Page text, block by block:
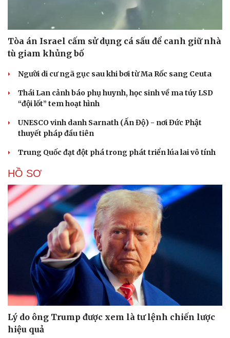
Tòa án Israel cấm sử dụng cá sấu để canh giữ nhà
tù giam khủng bố
Người di cư ngã gục sau khi bơi từ Ma Rốc sang Ceuta
Thái Lan cảnh báo phụ huynh, học sinh về ma túy LSD
“đội lốt” tem hoạt hình
UNESCO vinh danh Sarnath (Ấn Độ) - nơi Đức Phật
thuyết pháp đầu tiên
Trung Quốc đạt đột phá trong phát triển lúa lai vô tính
HỒ SƠ
Lý do ông Trump được xem là tư lệnh chiến lược
hiệu quả